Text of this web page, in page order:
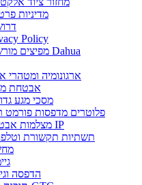
מדיניות
Policy
מפיצים מורשים Dahua
ארגונומיה ומטהרי
אבטחת
מסכי מגע
פלוטרים מדפסות פורמט
מצלמות אבטחה IP
תשתיות תקשורת
הדפסה